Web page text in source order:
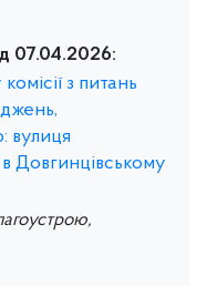
07.04.2026:
з питань
вулиця
Довгинцівському